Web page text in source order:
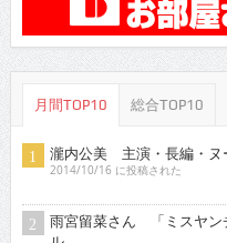
月間TOP10 総合TOP10
瀧内公美 主演・長編・ヌ
2014/10/16 に投稿された
雨宮留菜さん 「ミスヤン